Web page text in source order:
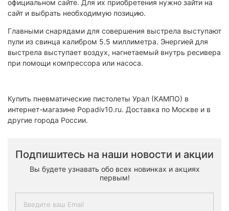
официальном сайте. Для их приобретения нужно зайти на
сайт и выбрать необходимую позицию.
Главными снарядами для совершения выстрела выступают
пули из свинца калибром 5.5 миллиметра. Энергией для
выстрела выступает воздух, нагнетаемый внутрь ресивера
при помощи компрессора или насоса.
Купить пневматические пистолеты Урал (КАМПО) в
интернет-магазине Popadiv10.ru. Доставка по Москве и в
другие города России.
Подпишитесь на наши новости и акции
Вы будете узнавать обо всех новинках и акциях
первым!